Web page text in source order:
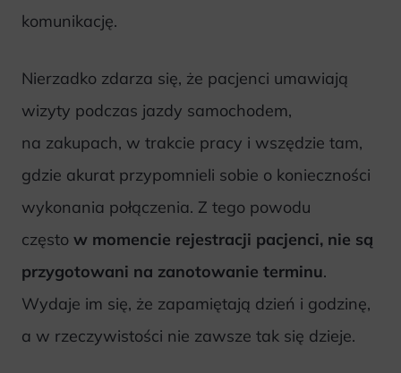
komunikację.
Nierzadko zdarza się, że pacjenci umawiają
wizyty podczas jazdy samochodem,
na zakupach, w trakcie pracy i wszędzie tam,
gdzie akurat przypomnieli sobie o konieczności
wykonania połączenia. Z tego powodu
często w momencie rejestracji pacjenci, nie są
przygotowani na zanotowanie terminu.
Wydaje im się, że zapamiętają dzień i godzinę,
a w rzeczywistości nie zawsze tak się dzieje.